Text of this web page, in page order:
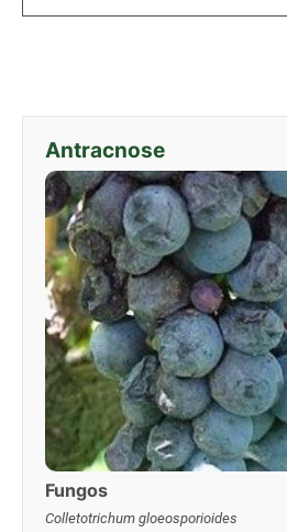
Antracnose
Fungos
Colletotrichum gloeosporioides